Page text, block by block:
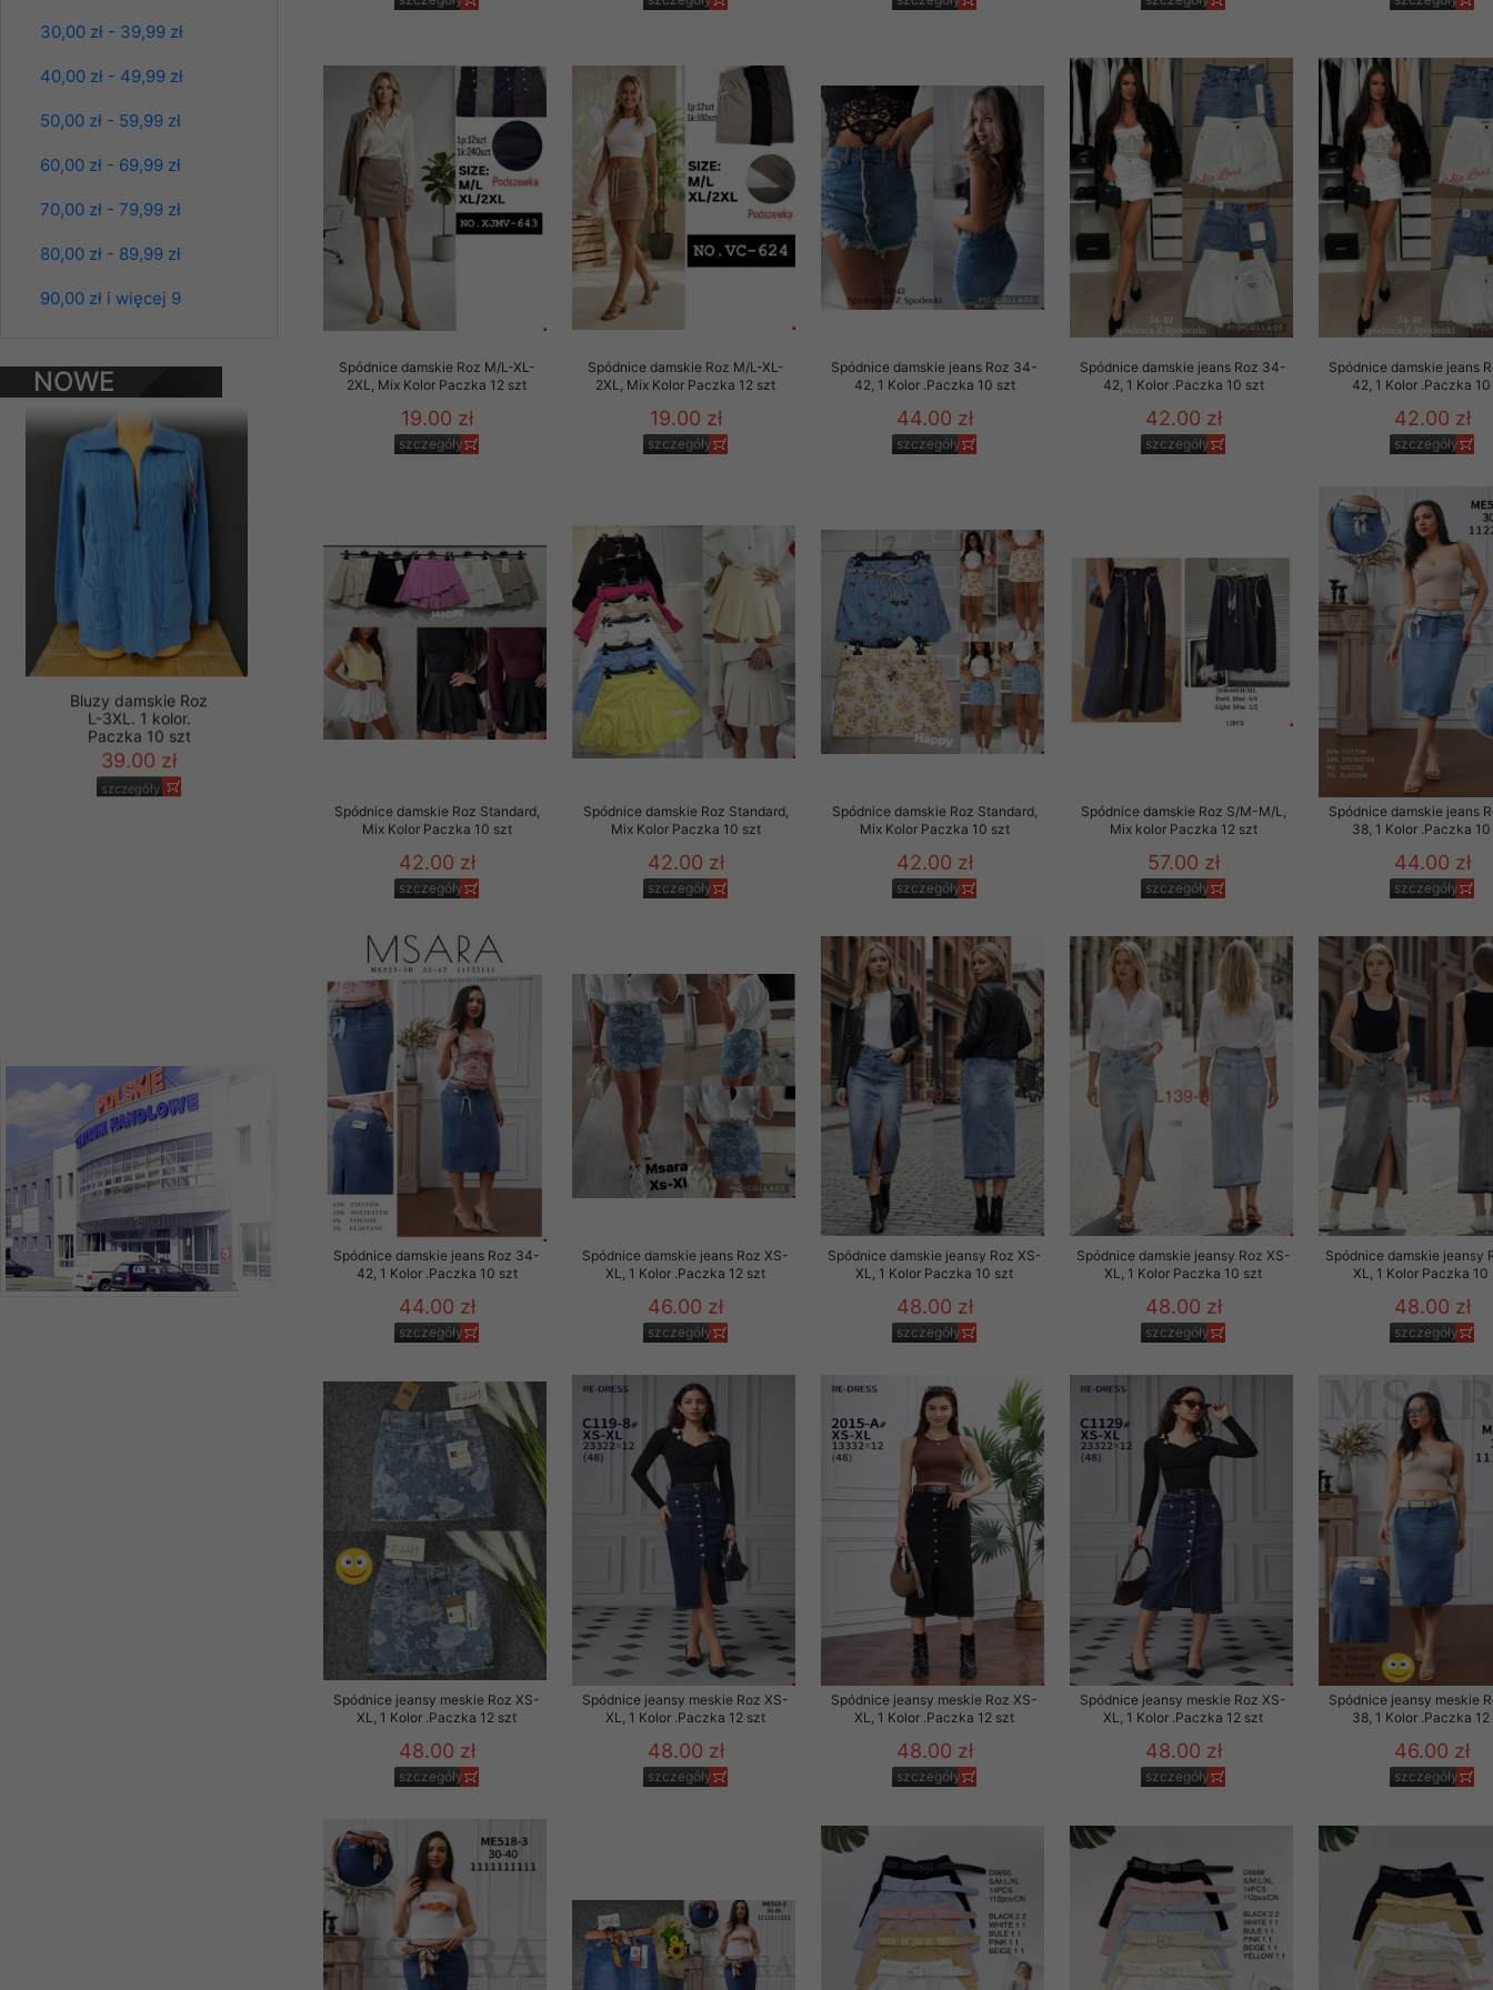
30,00 zł - 39,99 zł
40,00 zł - 49,99 zł
50,00 zł - 59,99 zł
60,00 zł - 69,99 zł
70,00 zł - 79,99 zł
80,00 zł - 89,99 zł
90,00 zł i więcej 9
NOWE
PRODUKTY
L-3XL. 1 kolor.
Paczka 10 szt
szczegóły
Bluzy damskie Roz
L-3XL. 1 kolor.
Spódnice damskie Roz M/L-XL-
2XL, Mix Kolor Paczka 12 szt
19.00 zł
szczegóły
Spódnice damskie Roz M/L-XL-
2XL, Mix Kolor Paczka 12 szt
19.00 zł
szczegóły
Spódnice damskie jeans Roz 34-
42, 1 Kolor .Paczka 10 szt
44.00 zł
szczegóły
Spódnice damskie jeans Roz 34-
42, 1 Kolor .Paczka 10 szt
42.00 zł
szczegóły
Spódnice damskie jeans
42, 1 Kolor .Paczka
42.00 zł
szczegóły
Spódnice damskie Roz Standard,
Mix Kolor Paczka 10 szt
42.00 zł
szczegóły
Spódnice damskie Roz Standard,
Mix Kolor Paczka 10 szt
42.00 zł
szczegóły
Spódnice damskie Roz Standard,
Mix Kolor Paczka 10 szt
42.00 zł
szczegóły
Spódnice damskie Roz S/M-M/L,
Mix kolor Paczka 12 szt
57.00 zł
szczegóły
Spódnice damskie jeans
38, 1 Kolor .Paczka
44.00 zł
szczegóły
Spódnice damskie jeans Roz 34-
42, 1 Kolor .Paczka 10 szt
44.00 zł
szczegóły
Spódnice damskie jeans Roz XS-
XL, 1 Kolor .Paczka 12 szt
46.00 zł
szczegóły
Spódnice damskie jeansy Roz XS-
XL, 1 Kolor Paczka 10 szt
48.00 zł
szczegóły
Spódnice damskie jeansy Roz XS-
XL, 1 Kolor Paczka 10 szt
48.00 zł
szczegóły
Spódnice damskie jeansy
XL, 1 Kolor Paczka 10
48.00 zł
szczegóły
Spódnice jeansy meskie Roz XS-
XL, 1 Kolor .Paczka 12 szt
48.00 zł
szczegóły
Spódnice jeansy meskie Roz XS-
XL, 1 Kolor .Paczka 12 szt
48.00 zł
szczegóły
Spódnice jeansy meskie Roz XS-
XL, 1 Kolor .Paczka 12 szt
48.00 zł
szczegóły
Spódnice jeansy meskie Roz XS-
XL, 1 Kolor .Paczka 12 szt
48.00 zł
szczegóły
Spódnice jeansy meskie
38, 1 Kolor .Paczka
46.00 zł
szczegóły
zawierającego akceptację na otrzymywanie newslettera o aktualnych promocjach, rabatach i nowościach w
naszym Sklepie. Materiały te dotyczą wyłącznie oferty naszego Sklepu.
Wszelkie pytania, wnioski i sugestie odnoszące się do ochrony Państwa prywatności, w szczególności danych
osobowych prosimy zgłaszać na email